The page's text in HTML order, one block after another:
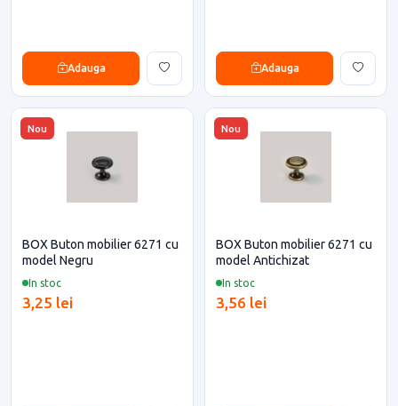
Adauga Adauga
Nou
In stoc
BOX Buton mobilier 6271 cu
model Negru
3,25 lei
Nou
In stoc
BOX Buton mobilier 6271 cu
model Antichizat
3,56 lei